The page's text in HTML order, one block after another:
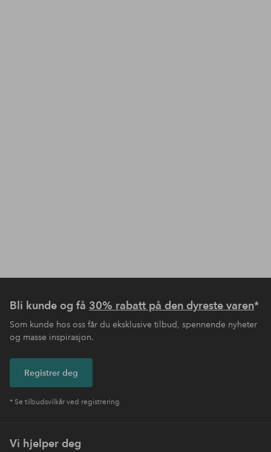
Bli kunde og få 30% rabatt på den dyreste varen*
Som kunde hos oss får du eksklusive tilbud, spennende nyheter
og masse inspirasjon.
Registrer deg
* Se tilbudsvilkår ved registrering
Vi hjelper deg